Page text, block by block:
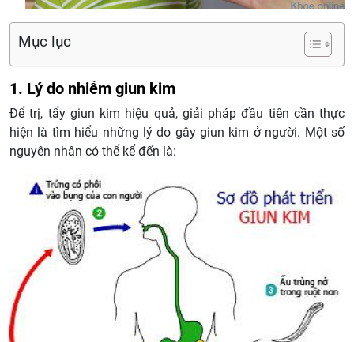
Mục lục
1. Lý do nhiễm giun kim
Để trị, tẩy giun kim hiệu quả, giải pháp đầu tiên cần thực
hiện là tìm hiểu những lý do gây giun kim ở người. Một số
nguyên nhân có thể kể đến là: